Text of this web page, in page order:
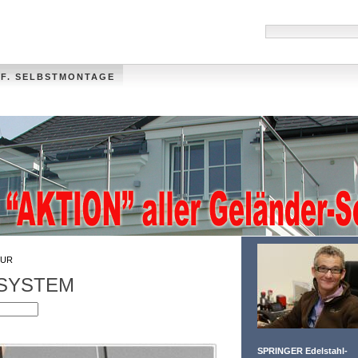
SELBSTMONTAGE
SPRINGER Edelstahl-